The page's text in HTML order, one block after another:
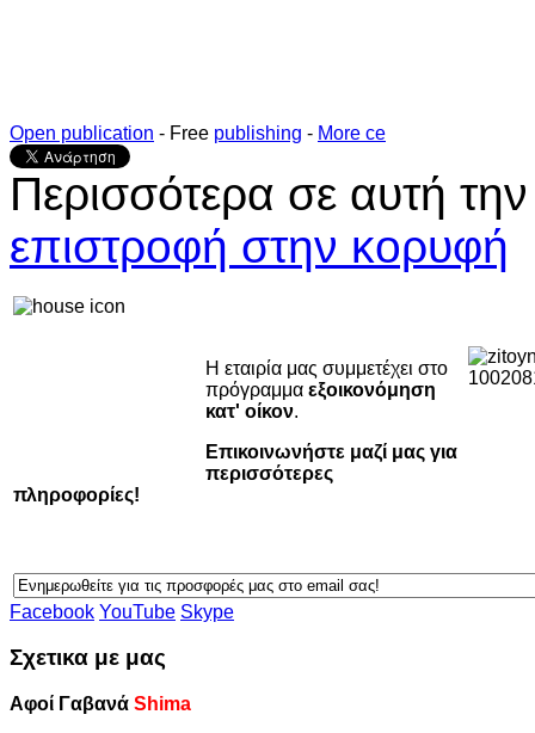
Open publication - Free publishing - More ce
Περισσότερα σε αυτή
επιστροφή στην κορυφή
Η εταιρία μας συμμετέχει στο
πρόγραμμα εξοικονόμηση
κατ' οίκον.
Επικοινωνήστε μαζί μας για
περισσότερες
πληροφορίες!
Facebook YouTube Skype
Σχετικα με μας
Αφοί Γαβανά Shima